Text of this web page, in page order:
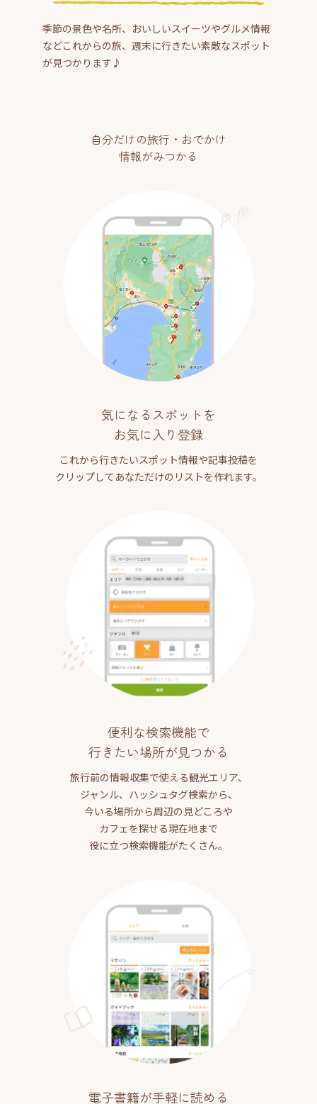
季節の景色や名所、おいしいスイーツやグルメ情報
などこれからの旅、週末に行きたい素敵なスポット
が見つかります♪
自分だけの旅行・おでかけ
情報がみつかる
気になるスポットを
お気に入り登録
これから行きたいスポット情報や記事投稿を
クリップしてあなただけのリストを作れます。
便利な検索機能で
行きたい場所が見つかる
旅行前の情報収集で使える観光エリア、
ジャンル、ハッシュタグ検索から、
今いる場所から周辺の見どころや
カフェを探せる現在地まで
役に立つ検索機能がたくさん。
電子書籍が手軽に読める